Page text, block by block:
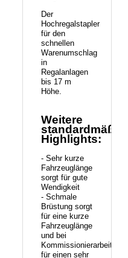
Der
Hochregalstapler
für den
schnellen
Warenumschlag
in
Regalanlagen
bis 17 m
Höhe.
Weitere
Highlights:
- Sehr kurze
Fahrzeuglänge
sorgt für gute
Wendigkeit
- Schmale
Brüstung sorgt
für eine kurze
Fahrzeuglänge
und bei
Kommissionierarbeiten
für einen sehr